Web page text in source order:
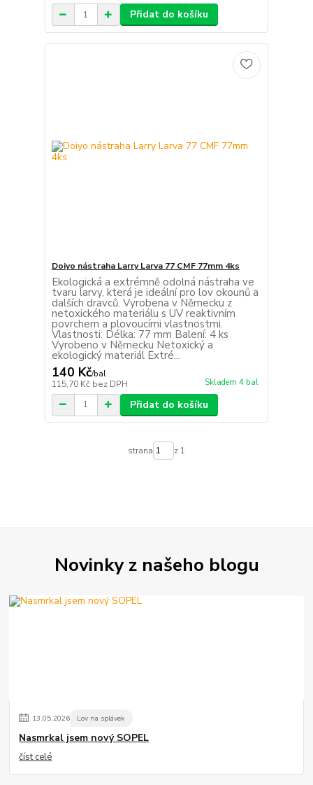
Přidat do košíku
Doiyo nástraha Larry Larva 77 CMF 77mm 4ks
Ekologická a extrémně odolná nástraha ve
tvaru larvy, která je ideální pro lov okounů a
dalších dravců. Vyrobena v Německu z
netoxického materiálu s UV reaktivním
povrchem a plovoucími vlastnostmi.
Vlastnosti: Délka: 77 mm Balení: 4 ks
Vyrobeno v Německu Netoxický a
ekologický materiál Extré...
140 Kč/bal
115,70 Kč bez DPH Skladem 4 bal
Přidat do košíku
strana z 1
Novinky z našeho blogu
13.05.2026 Lov na splávek
Nasmrkal jsem nový SOPEL
číst celé